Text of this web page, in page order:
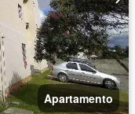
Apartamento